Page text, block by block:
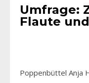
Umfrage:
Flaute
Poppenbüttel Anja